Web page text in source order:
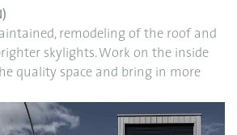
remodeling of the roof and
skylights. Work on the inside
quality space and bring in more